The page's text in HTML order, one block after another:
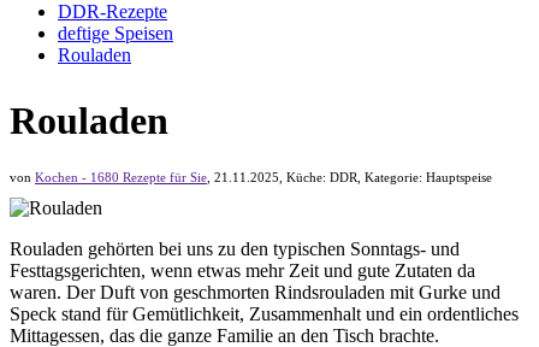
DDR-Rezepte
deftige Speisen
Rouladen
Rouladen
von Kochen - 1680 Rezepte für Sie 21.11.2025 , Küche: DDR , Kategorie: Hauptspeise
Rouladen gehörten bei uns zu den typischen Sonntags- und
Festtagsgerichten, wenn etwas mehr Zeit und gute Zutaten da
waren. Der Duft von geschmorten Rindsrouladen mit Gurke und
Speck stand für Gemütlichkeit, Zusammenhalt und ein ordentliches
Mittagessen, das die ganze Familie an den Tisch brachte.